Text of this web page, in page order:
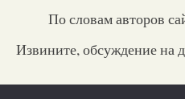
По словам авторов
Извините, обсуждение на